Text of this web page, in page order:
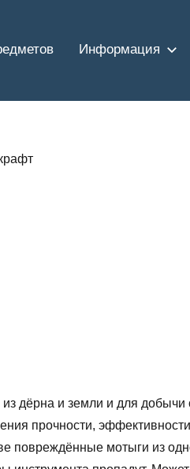
Информация
дёрна и земли и для
прочности,
повреждённые мотыги из